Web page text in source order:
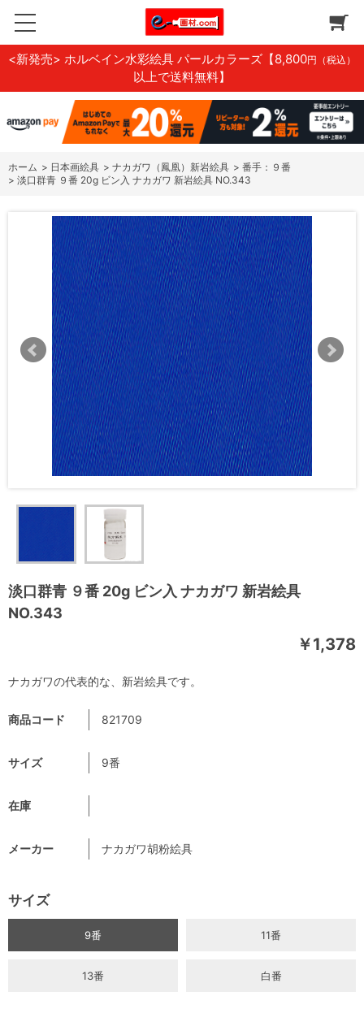
<新発売> ホルベイン水彩絵具 パールカラーズ 【8,800円（税込）
以上で送料無料】
ホーム > 日本画絵具 > ナカガワ（鳳凰）新岩絵具 > 番手：９番
> 淡口群青 ９番 20g ビン入 ナカガワ 新岩絵具 NO.343
淡口群青 ９番 20g ビン入 ナカガワ 新岩絵具
NO.343
￥1,378
商品コード 821709
サイズ 9番
在庫
メーカー ナカガワ胡粉絵具
サイズ
9番 11番
13番 白番
ナカガワの代表的な、新岩絵具です。